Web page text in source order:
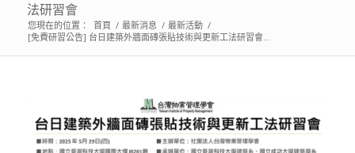
法研習會
您現在的位置： 首頁 / 最新消息 / 最新活動 /
[免費研習公告] 台日建築外牆面磚張貼技術與更新工法研習會...